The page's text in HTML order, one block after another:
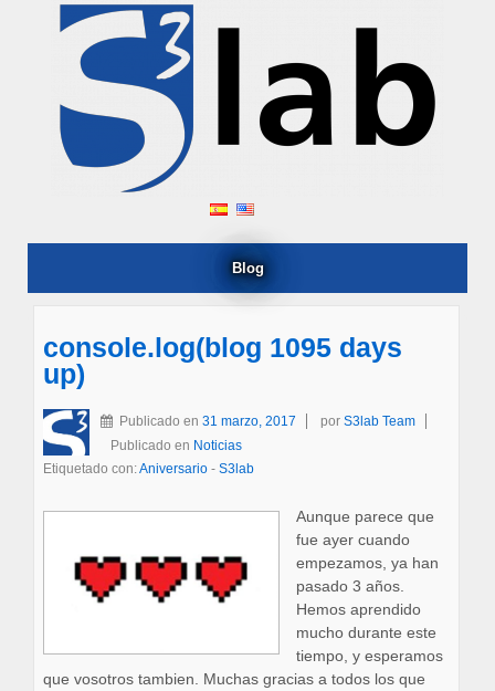
Blog
console.log(blog 1095 days
up)
Publicado en 31 marzo, 2017 por S3lab Team
Publicado en Noticias
Etiquetado con:Aniversario- S3lab
Aunque parece que
fue ayer cuando
empezamos, ya han
pasado 3 años.
Hemos aprendido
mucho durante este
tiempo, y esperamos
que vosotros tambien. Muchas gracias a todos los que